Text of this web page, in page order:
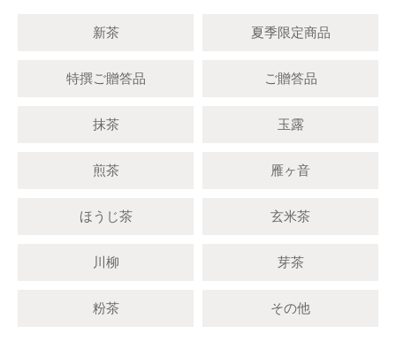
新茶 夏季限定商品
特撰ご贈答品 ご贈答品
抹茶 玉露
煎茶 雁ヶ音
ほうじ茶 玄米茶
川柳 芽茶
粉茶 その他